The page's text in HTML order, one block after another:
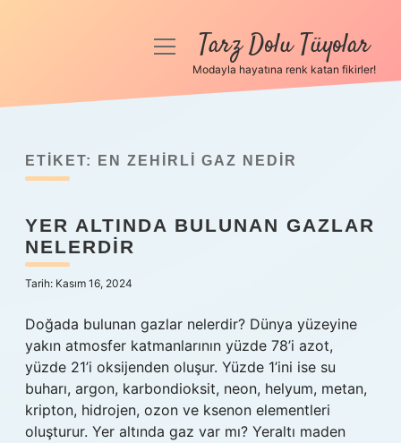
Anasayfa
Yasal Uyarı
Hakkımızda
menüyüTarz Dolu Tüyolar
Modayla hayatına renk katan fikirler!
ETIKET: EN ZEHIRLI GAZ NEDIR
YER ALTINDA BULUNAN GAZLAR
NELERDIR
Tarih: Kasım 16, 2024
Doğada bulunan gazlar nelerdir? Dünya yüzeyine
yakın atmosfer katmanlarının yüzde 78’i azot,
yüzde 21’i oksijenden oluşur. Yüzde 1’ini ise su
buharı, argon, karbondioksit, neon, helyum, metan,
kripton, hidrojen, ozon ve ksenon elementleri
oluşturur. Yer altında gaz var mı? Yeraltı maden